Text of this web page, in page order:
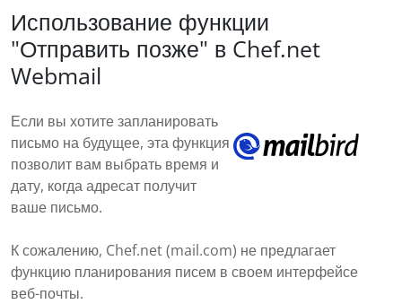
Использование функции
"Отправить позже" в Chef.net
Webmail
Если вы хотите запланировать
письмо на будущее, эта функция
позволит вам выбрать время и
дату, когда адресат получит
ваше письмо.
К сожалению, Chef.net (mail.com) не предлагает
функцию планирования писем в своем интерфейсе
веб-почты.